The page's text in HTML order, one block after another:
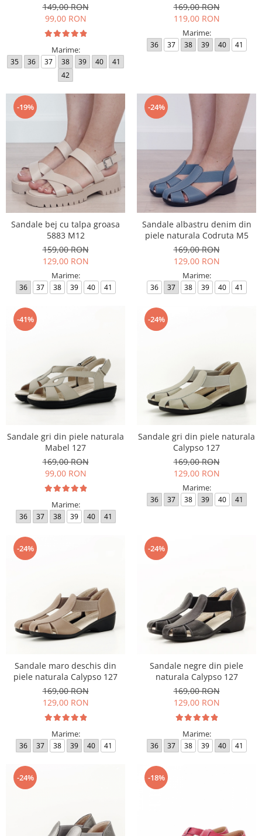
149,00 RON
99,00 RON
Marime:
35 36 37 38 39 40
41
42
169,00 RON
119,00 RON
Marime:
36 37 38 39 40 41
-19%
Sandale bej cu talpa groasa
5883 M12
159,00 RON
129,00 RON
Marime:
36 37 38 39 40 41
-24%
Sandale albastru denim din
piele naturala Codruta M5
169,00 RON
129,00 RON
Marime:
36 37 38 39 40 41
-41%
Sandale gri din piele naturala
Mabel 127
169,00 RON
99,00 RON
Marime:
36 37 38 39 40 41
-24%
Sandale gri din piele naturala
Calypso 127
169,00 RON
129,00 RON
Marime:
36 37 38 39 40 41
-24%
Sandale maro deschis din
piele naturala Calypso 127
169,00 RON
129,00 RON
Marime:
36 37 38 39 40 41
-24%
Sandale negre din piele
naturala Calypso 127
169,00 RON
129,00 RON
Marime:
36 37 38 39 40 41
-24% -18%